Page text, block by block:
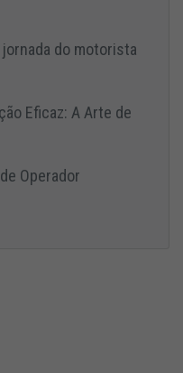
do motorista
Eficaz: A Arte de
Operador